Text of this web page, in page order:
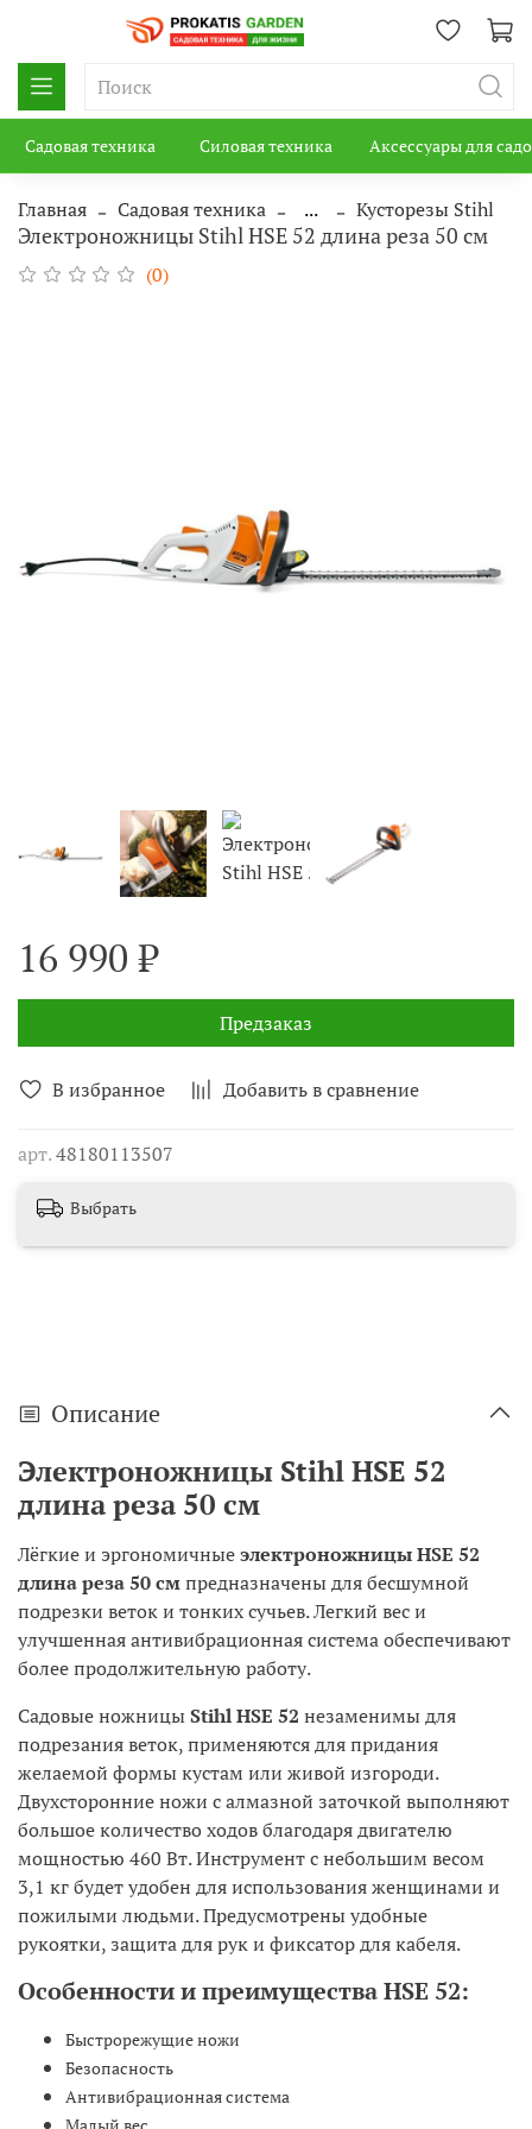
Садовая техника Силовая техника Аксессуары для
Главная Садовая техника ... Кусторезы Stihl
Электроножницы Stihl HSE 52 длина реза 50 см
(0)
В избранное Добавить в сравнение
арт.48180113507
16 990 ₽
Предзаказ
Выбрать
Описание
Электроножницы Stihl HSE 52
длина реза 50 см
Лёгкие и эргономичныеэлектроножницы HSE 52
длина реза 50 смпредназначены для бесшумной
подрезки веток и тонких сучьев. Легкий вес и
улучшенная антивибрационная система обеспечивают
более продолжительную работу.
Садовые ножницыStihl НSЕ 52 незаменимы для
подрезания веток, применяются для придания
желаемой формы кустам или живой изгороди.
Двухсторонние ножи с алмазной заточкой выполняют
большое количество ходов благодаря двигателю
мощностью 460 Вт. Инструмент с небольшим весом
3,1 кг будет удобен для использования женщинами и
пожилыми людьми. Предусмотрены удобные
рукоятки, защита для рук и фиксатор для кабеля.
Особенности и преимущества HSE 52:
Быстрорежущие ножи
Безопасность
Антивибрационная система